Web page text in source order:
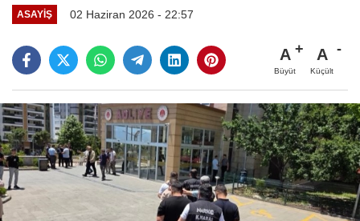
ASAYİŞ 02 Haziran 2026 - 22:57
A
Büyüt
A
Küçült